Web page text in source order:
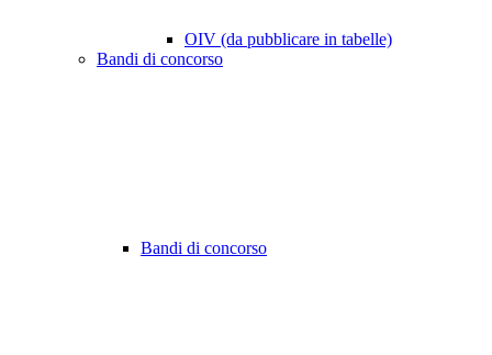
OIV (da pubblicare in tabelle)
Bandi di concorso
Bandi di concorso